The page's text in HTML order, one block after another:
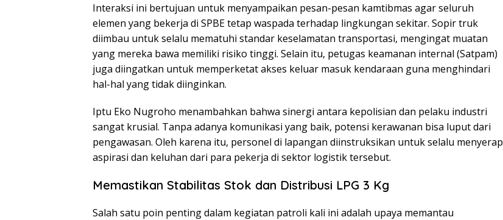
Interaksi ini bertujuan untuk menyampaikan pesan-pesan kamtibmas agar seluruh
elemen yang bekerja di SPBE tetap waspada terhadap lingkungan sekitar. Sopir truk
diimbau untuk selalu mematuhi standar keselamatan transportasi, mengingat muatan
yang mereka bawa memiliki risiko tinggi. Selain itu, petugas keamanan internal (Satpam)
juga diingatkan untuk memperketat akses keluar masuk kendaraan guna menghindari
hal-hal yang tidak diinginkan.
Iptu Eko Nugroho menambahkan bahwa sinergi antara kepolisian dan pelaku industri
sangat krusial. Tanpa adanya komunikasi yang baik, potensi kerawanan bisa luput dari
pengawasan. Oleh karena itu, personel di lapangan diinstruksikan untuk selalu menyerap
aspirasi dan keluhan dari para pekerja di sektor logistik tersebut.
Memastikan Stabilitas Stok dan Distribusi LPG 3 Kg
Salah satu poin penting dalam kegiatan patroli kali ini adalah upaya memantau